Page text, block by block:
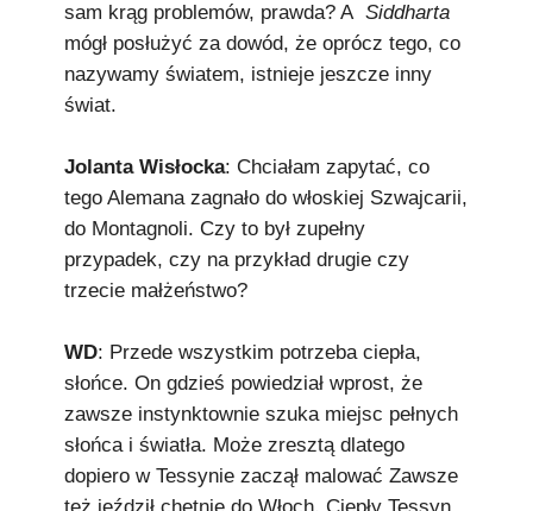
sam krąg problemów, prawda? A Siddharta
mógł posłużyć za dowód, że oprócz tego, co
nazywamy światem, istnieje jeszcze inny
świat.
Jolanta Wisłocka: Chciałam zapytać, co
tego Alemana zagnało do włoskiej Szwajcarii,
do Montagnoli. Czy to był zupełny
przypadek, czy na przykład drugie czy
trzecie małżeństwo?
WD: Przede wszystkim potrzeba ciepła,
słońce. On gdzieś powiedział wprost, że
zawsze instynktownie szuka miejsc pełnych
słońca i światła. Może zresztą dlatego
dopiero w Tessynie zaczął malować Zawsze